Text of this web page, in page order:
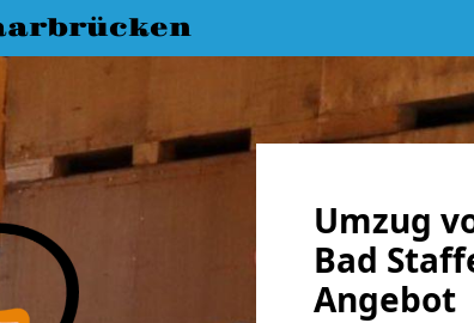
Umzug
Bad
Angebot